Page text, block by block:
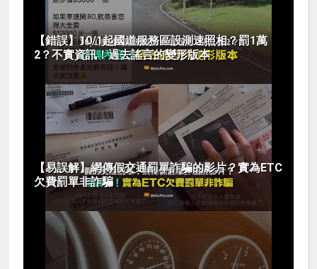
【錯誤】10/1起國道服務區設測速照相？罰1萬
2？不實資訊！過去謠言的變形版本
【易誤解】網傳假交通罰單詐騙的影片？實為ETC
欠費罰單非詐騙